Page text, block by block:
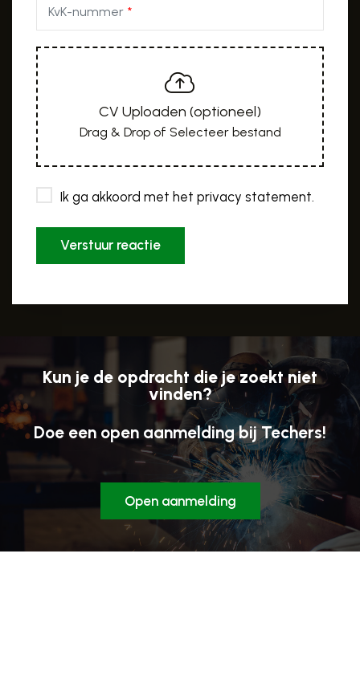
KvK-nummer
CV Uploaden (optioneel)
Ik ga akkoord met het privacy statement.
Verstuur reactie
Kun je de opdracht die je zoekt niet
vinden?
Doe een open aanmelding bij Techers!
Open aanmelding